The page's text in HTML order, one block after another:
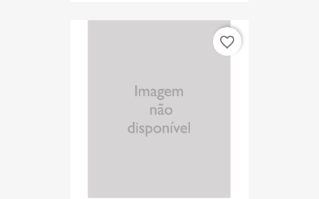
favorite_border